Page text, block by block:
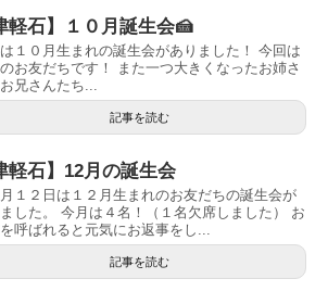
軽石】１０月誕生会🍰
１０月生まれの誕生会がありました！ 今回は
お友だちです！ また一つ大きくなったお姉さ
兄さんたち...
記事を読む
軽石】12月の誕生会
月１２日は１２月生まれのお友だちの誕生会が
した。 今月は４名！（１名欠席しました） お
呼ばれると元気にお返事をし...
記事を読む